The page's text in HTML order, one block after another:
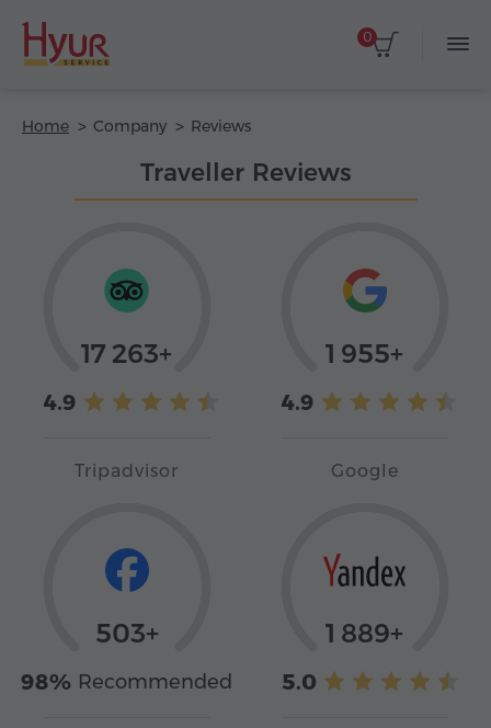
0
Home Company Reviews
Traveller Reviews
17 263+
4.9
Tripadvisor
1 955+
4.9
Google
503+
98% Recommended
1 889+
5.0